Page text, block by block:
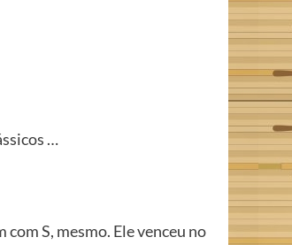
…
S, mesmo. Ele venceu no